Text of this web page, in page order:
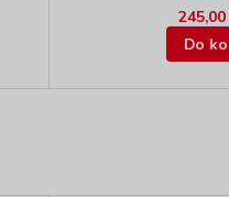
245,00
Do